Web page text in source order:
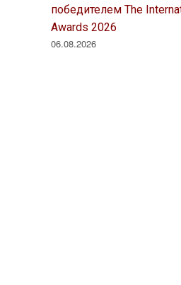
победителем The
Awards 2026
06.08.2026